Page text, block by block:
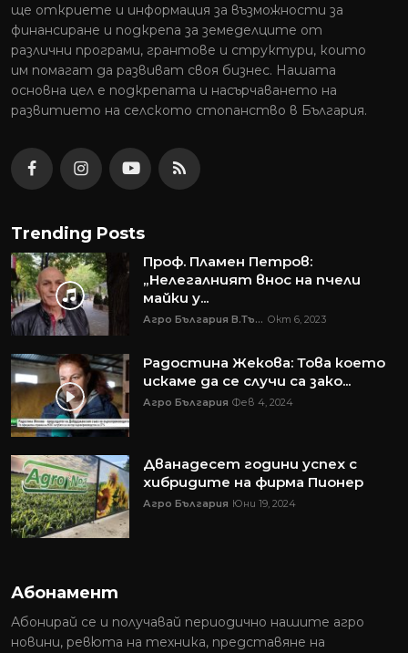
ще откриете и информация за възможности за
финансиране и подкрепа за земеделците от
различни програми, грантове и структури, които
им помагат да развиват своя бизнес. Нашата
основна цел е подкрепата и насърчаването на
развитието на селското стопанство в България.
Trending Posts
Проф. Пламен Петров:
„Нелегалният внос на пчели
майки у...
Агро България В.Тъ... Окт 6, 2023
Радостина Жекова: Това което
искаме да се случи са зако...
Агро България Фев 4, 2024
Дванадесет години успех с
хибридите на фирма Пионер
Агро България Юни 19, 2024
Абонамент
Абонирай се и получавай периодично нашите агро
новини, ревюта на техника, представяне на